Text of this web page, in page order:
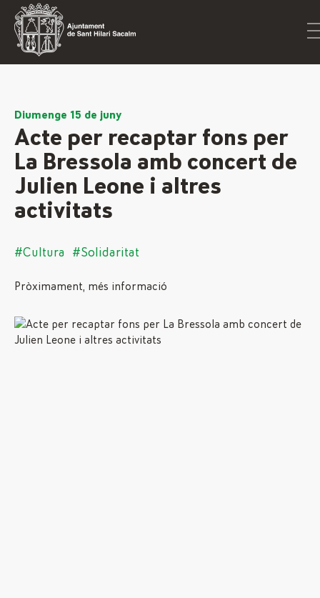
Diumenge 15 de juny
Acte per recaptar fons per
La Bressola amb concert de
Julien Leone i altres
activitats
#Cultura #Solidaritat
Pròximament, més informació